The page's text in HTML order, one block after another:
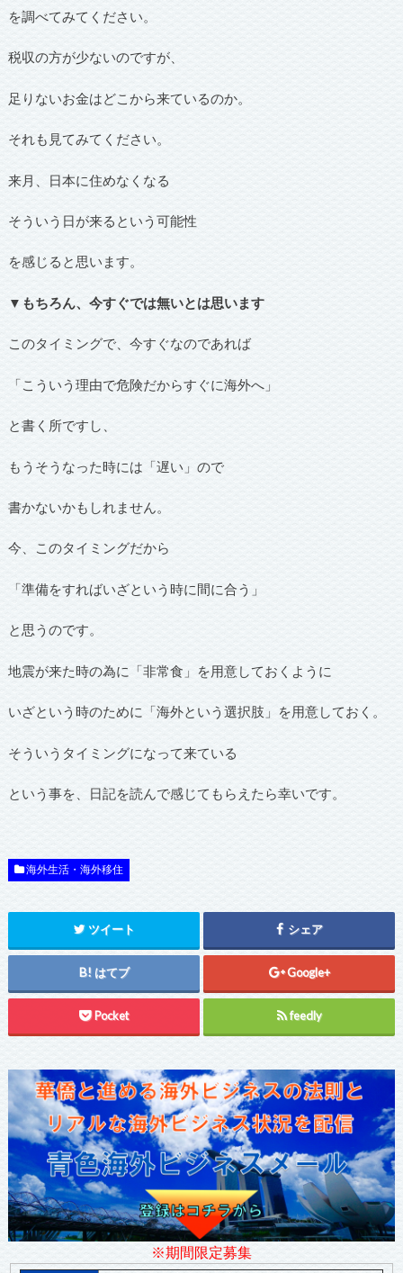
を調べてみてください。
税収の方が少ないのですが、
足りないお金はどこから来ているのか。
それも見てみてください。
来月、日本に住めなくなる
そういう日が来るという可能性
を感じると思います。
▼もちろん、今すぐでは無いとは思います
このタイミングで、今すぐなのであれば
「こういう理由で危険だからすぐに海外へ」
と書く所ですし、
もうそうなった時には「遅い」ので
書かないかもしれません。
今、このタイミングだから
「準備をすればいざという時に間に合う」
と思うのです。
地震が来た時の為に「非常食」を用意しておくように
いざという時のために「海外という選択肢」を用意しておく。
そういうタイミングになって来ている
という事を、日記を読んで感じてもらえたら幸いです。
海外生活・海外移住
ツイート シェア
はてブ Google+
Pocket feedly
※期間限定募集